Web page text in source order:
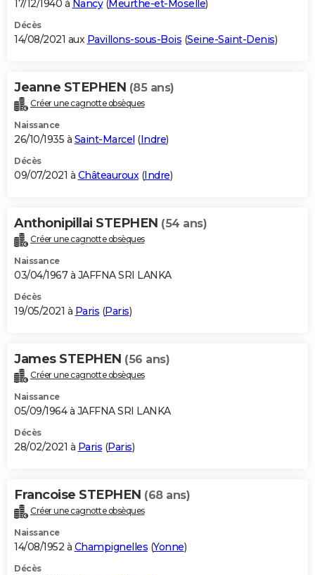
17/12/1940 à Nancy(Meurthe-et-Moselle)
Décès
14/08/2021 aux Pavillons-sous-Bois (Seine-Saint-Denis)
Jeanne STEPHEN (85 ans)
Créer une cagnotte obsèques
Naissance
26/10/1935 à Saint-Marcel (Indre)
Décès
09/07/2021 à Châteauroux(Indre)
Anthonipillai STEPHEN (54 ans)
Créer une cagnotte obsèques
Naissance
03/04/1967 à JAFFNA SRI LANKA
Décès
19/05/2021 à Paris (Paris)
James STEPHEN (56 ans)
Créer une cagnotte obsèques
Naissance
05/09/1964 à JAFFNA SRI LANKA
Décès
28/02/2021 à Paris (Paris)
Francoise STEPHEN (68 ans)
Créer une cagnotte obsèques
Naissance
14/08/1952 à Champignelles (Yonne)
Décès